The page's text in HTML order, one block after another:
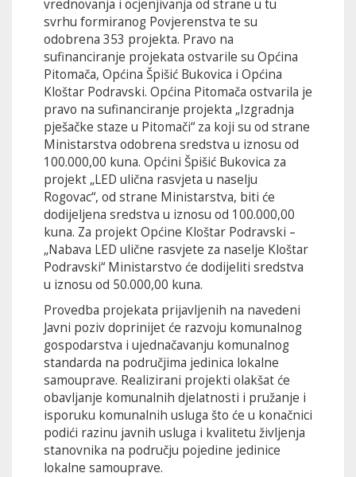
vrednovanja i ocjenjivanja od strane u tu
svrhu formiranog Povjerenstva te su
odobrena 353 projekta. Pravo na
sufinanciranje projekata ostvarile su Općina
Pitomača, Općina Špišić Bukovica i Općina
Kloštar Podravski. Općina Pitomača ostvarila je
pravo na sufinanciranje projekta „Izgradnja
pješačke staze u Pitomači“ za koji su od strane
Ministarstva odobrena sredstva u iznosu od
100.000,00 kuna. Općini Špišić Bukovica za
projekt „LED ulična rasvjeta u naselju
Rogovac“, od strane Ministarstva, biti će
dodijeljena sredstva u iznosu od 100.000,00
kuna. Za projekt Općine Kloštar Podravski –
„Nabava LED ulične rasvjete za naselje Kloštar
Podravski“ Ministarstvo će dodijeliti sredstva
u iznosu od 50.000,00 kuna.
Provedba projekata prijavljenih na navedeni
Javni poziv doprinijet će razvoju komunalnog
gospodarstva i ujednačavanju komunalnog
standarda na područjima jedinica lokalne
samouprave. Realizirani projekti olakšat će
obavljanje komunalnih djelatnosti i pružanje i
isporuku komunalnih usluga što će u konačnici
podići razinu javnih usluga i kvalitetu življenja
stanovnika na području pojedine jedinice
lokalne samouprave.